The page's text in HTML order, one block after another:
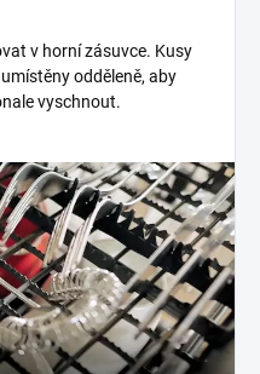
v horní zásuvce. Kusy
odděleně, aby
vyschnout.